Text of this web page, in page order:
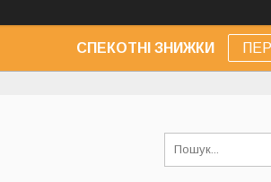
СПЕКОТНІ ЗНИЖКИ